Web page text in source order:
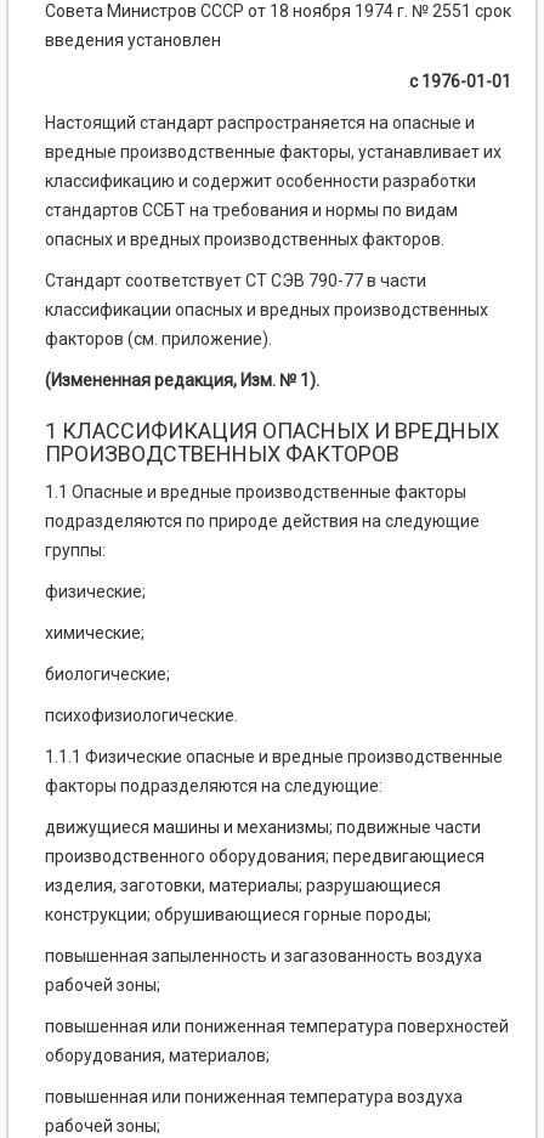
Совета Министров СССР от 18 ноября 1974 г. № 2551 срок
введения установлен
с 1976-01-01
Настоящий стандарт распространяется на опасные и
вредные производственные факторы, устанавливает их
классификацию и содержит особенности разработки
стандартов ССБТ на требования и нормы по видам
опасных и вредных производственных факторов.
Стандарт соответствует СТ СЭВ 790-77 в части
классификации опасных и вредных производственных
факторов (см. приложение).
(Измененная редакция, Изм. № 1).
1 КЛАССИФИКАЦИЯ ОПАСНЫХ И ВРЕДНЫХ
ПРОИЗВОДСТВЕННЫХ ФАКТОРОВ
1.1 Опасные и вредные производственные факторы
подразделяются по природе действия на следующие
группы:
физические;
химические;
биологические;
психофизиологические.
1.1.1 Физические опасные и вредные производственные
факторы подразделяются на следующие:
движущиеся машины и механизмы; подвижные части
производственного оборудования; передвигающиеся
изделия, заготовки, материалы; разрушающиеся
конструкции; обрушивающиеся горные породы;
повышенная запыленность и загазованность воздуха
рабочей зоны;
повышенная или пониженная температура поверхностей
оборудования, материалов;
повышенная или пониженная температура воздуха
рабочей зоны;